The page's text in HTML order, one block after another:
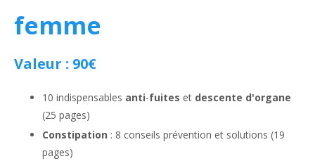
femme
Valeur : 90€
10 indispensables anti-fuites et descente d'organe
(25 pages)
Constipation : 8 conseils prévention et solutions (19
pages)